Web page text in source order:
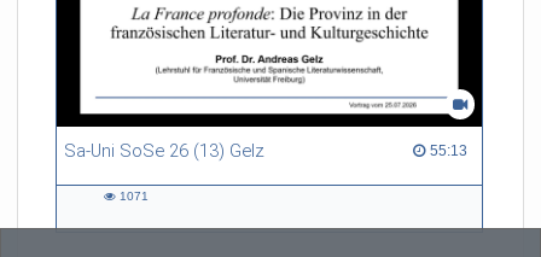
Sa-Uni SoSe 26 (13) Gelz 55:13
55:13 duration
1071